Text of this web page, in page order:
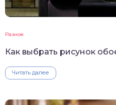
Разное
Как выбрать рисунок
Читать далее